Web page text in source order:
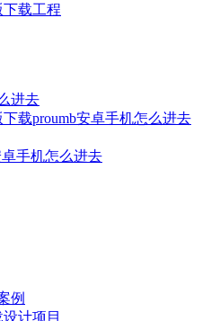
下载工程
进去
载proumb安卓手机怎么进去
手机怎么进去
例
计项目